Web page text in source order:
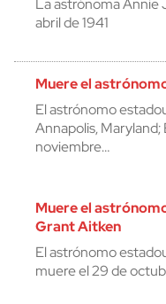
La astrónoma Annie
abril de 1941
Muere el
El astrónomo
Annapolis, Maryland;
noviembre…
Muere el
Grant Aitken
El astrónomo
muere el 29 de